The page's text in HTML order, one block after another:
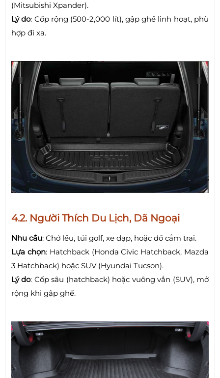
(Mitsubishi Xpander).
Lý do: Cốp rộng (500-2,000 lít), gập ghế linh hoạt, phù
hợp đi xa.
4.2. Người Thích Du Lịch, Dã Ngoại
Nhu cầu: Chở lều, túi golf, xe đạp, hoặc đồ cắm trại.
Lựa chọn: Hatchback (Honda Civic Hatchback, Mazda
3 Hatchback) hoặc SUV (Hyundai Tucson).
Lý do: Cốp sâu (hatchback) hoặc vuông vắn (SUV), mở
rộng khi gập ghế.